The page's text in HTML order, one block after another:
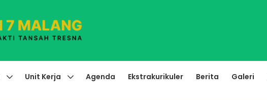
Unit Kerja Agenda Ekstrakurikuler Berita Galeri